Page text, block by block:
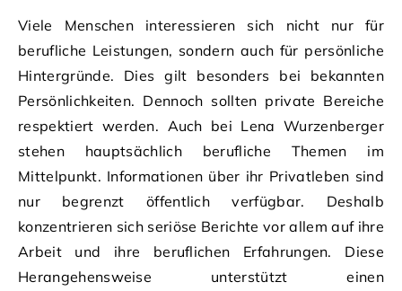
Viele Menschen interessieren sich nicht nur für
berufliche Leistungen, sondern auch für persönliche
Hintergründe. Dies gilt besonders bei bekannten
Persönlichkeiten. Dennoch sollten private Bereiche
respektiert werden. Auch bei Lena Wurzenberger
stehen hauptsächlich berufliche Themen im
Mittelpunkt. Informationen über ihr Privatleben sind
nur begrenzt öffentlich verfügbar. Deshalb
konzentrieren sich seriöse Berichte vor allem auf ihre
Arbeit und ihre beruflichen Erfahrungen. Diese
Herangehensweise unterstützt einen